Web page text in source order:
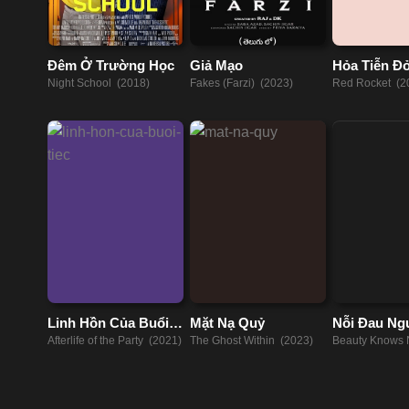
Đêm Ở Trường Học
Night School (2018)
Giả Mạo
Fakes (Farzi) (2023)
Hỏa Tiễn
Red Rocket
Linh Hồn Của Buổi
Tiệc
Afterlife of the Party (2021)
Mặt Nạ Quỷ
The Ghost Within (2023)
Nỗi Đau
Nữ
Beauty Knows